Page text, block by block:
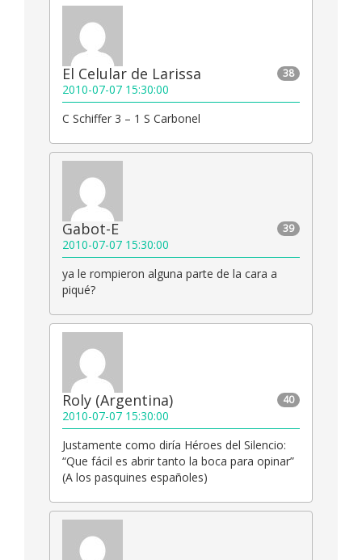
38
El Celular de Larissa
2010-07-07 15:30:00
C Schiffer 3 – 1 S Carbonel
39
Gabot-E
2010-07-07 15:30:00
ya le rompieron alguna parte de la cara a
piqué?
40
Roly (Argentina)
2010-07-07 15:30:00
Justamente como diría Héroes del Silencio:
“Que fácil es abrir tanto la boca para opinar”
(A los pasquines españoles)